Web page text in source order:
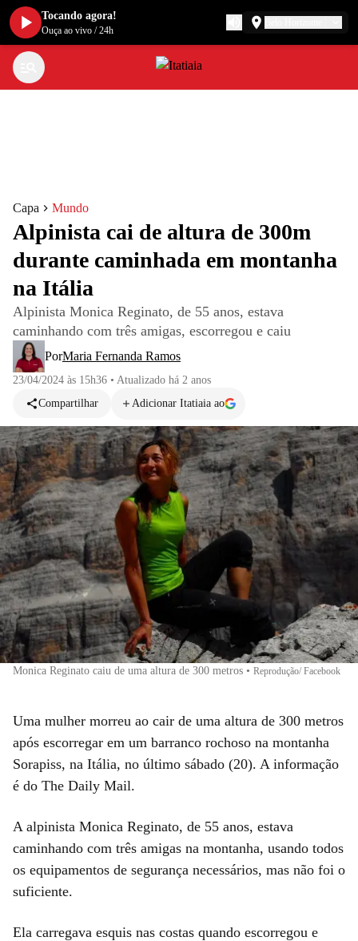
Capa Mundo
Alpinista cai de altura de 300m
durante caminhada em montanha
na Itália
Alpinista Monica Reginato, de 55 anos, estava
caminhando com três amigas, escorregou e caiu
PorMaria Fernanda Ramos
23/04/2024 às 15h36 • Atualizado há 2 anos
Compartilhar
Adicionar Itatiaia ao
Monica Reginato caiu de uma altura de 300 metros • Reprodução/ Facebook
Uma mulher morreu ao cair de uma altura de 300 metros
após escorregar em um barranco rochoso na montanha
Sorapiss, na Itália, no último sábado (20). A informação
é do The Daily Mail.
A alpinista Monica Reginato, de 55 anos, estava
caminhando com três amigas na montanha, usando todos
os equipamentos de segurança necessários, mas não foi o
suficiente.
Ela carregava esquis nas costas quando escorregou e
Tocando agora!
Ouça ao vivo /24h